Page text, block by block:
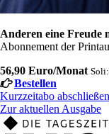
Anderen eine Freude
Abonnement der
56,90 Euro/Monat
Bestellen
Kurzzeitabo abschließen
Zur aktuellen Ausgabe